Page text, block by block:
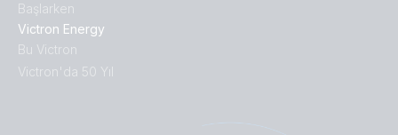
Başlarken
Victron Energy
Bu Victron
Victron'da 50 Yıl